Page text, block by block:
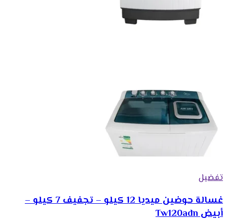
تفضيل
غسالة حوضين ميديا 12 كيلو – تجفيف 7 كيلو –
أبيض Tw120adn